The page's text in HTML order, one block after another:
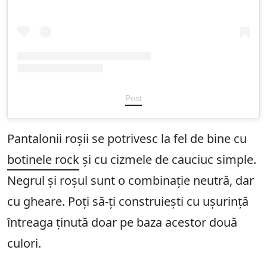
Post
Pantalonii roșii se potrivesc la fel de bine cu
botinele rock și cu cizmele de cauciuc simple.
Negrul și roșul sunt o combinație neutră, dar
cu gheare. Poți să-ți construiești cu ușurință
întreaga ținută doar pe baza acestor două
culori.